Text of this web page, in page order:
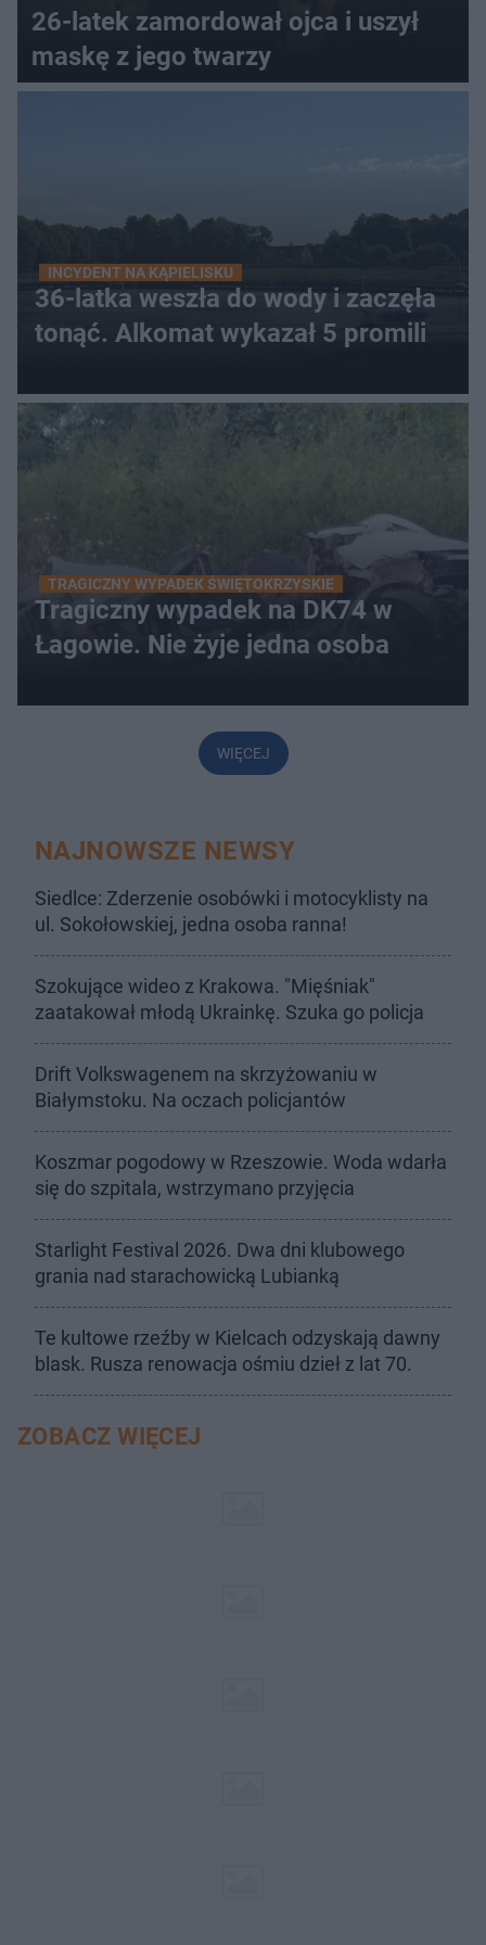
26-latek zamordował ojca i uszył
maskę z jego twarzy
INCYDENT NA KĄPIELISKU
36-latka weszła do wody i zaczęła
tonąć. Alkomat wykazał 5 promili
TRAGICZNY WYPADEK ŚWIĘTOKRZYSKIE
Tragiczny wypadek na DK74 w
Łagowie. Nie żyje jedna osoba
WIĘCEJ
NAJNOWSZE NEWSY
Siedlce: Zderzenie osobówki i motocyklisty na
ul. Sokołowskiej, jedna osoba ranna!
Szokujące wideo z Krakowa. "Mięśniak"
zaatakował młodą Ukrainkę. Szuka go policja
Drift Volkswagenem na skrzyżowaniu w
Białymstoku. Na oczach policjantów
Koszmar pogodowy w Rzeszowie. Woda wdarła
się do szpitala, wstrzymano przyjęcia
Starlight Festival 2026. Dwa dni klubowego
grania nad starachowicką Lubianką
Te kultowe rzeźby w Kielcach odzyskają dawny
blask. Rusza renowacja ośmiu dzieł z lat 70.
ZOBACZ WIĘCEJ